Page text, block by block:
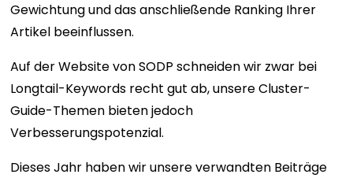
Gewichtung und das anschließende Ranking Ihrer
Artikel beeinflussen.
Auf der Website von SODP schneiden wir zwar bei
Longtail-Keywords recht gut ab, unsere Cluster-
Guide-Themen bieten jedoch
Verbesserungspotenzial.
Dieses Jahr haben wir unsere verwandten Beiträge